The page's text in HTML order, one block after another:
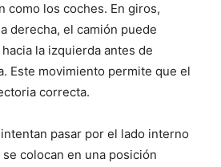
como los coches. En giros,
derecha, el camión puede
la izquierda antes de
Este movimiento permite que el
correcta.
pasar por el lado interno
colocan en una posición